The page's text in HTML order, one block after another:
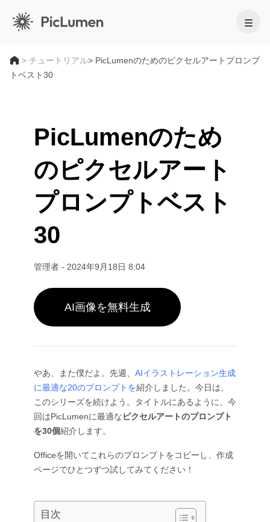
ホーム
AI動画ジェネレーター
テキストから動画へ
画像から動画へ
AI GIFジェネレーター
AI動画メーカー
トレンドのエフェクト
AIキス動画
AIハグ動画
AIダンス動画
赤ちゃんダンス動画
動画からオブジェクトを削除
動画からテキストを削除
動画ノイズ除去
スローモーションメーカー
動画をアニメに変換
AI画像
画像から画像生成
テキストから画像へ
AI画像ジェネレーター
AIアートジェネレーター
AI画像ジェネレーター
AIガールジェネレーター
AIヒューマンジェネレーター
AIキャラクター生成ツール
スタイル別
リアル
アニメキャラクター
Funko Pop
ピクセルアート
ちびキャラメーカー
人気のメーカー
VTuberメーカー
AIモデル
画像モデル
Midjourney
Seedream 5.0 Pro
ビデオモデル
Kling 3.0 モーションコントロール
Sora AI
Veo 3.1
Grok Imagine
すべてのモデル
AIツール
編集と強化
画像アップスケーラー
AI 置き換え（インペイント）
AI画像合成ツール
画像拡張ツール
AI服装チェンジャー
ヘアスタイルチェンジャー
パスポート写真メーカー
オブジェクト削除
写真をアートに
ぬりえページ
法人向け
商品写真
AIプロダクト写真撮影
AI背景ジェネレーター
プロダクトステージング
AIファッションモデル
服装チェンジャー
マーケティング
AIプロダクト動画
AIロゴジェネレーター
AIポスタージェネレーター
服のデザイン
> チュートリアル> PicLumenのためのピクセルアートプロンプ
トベスト30
PicLumenのため
のピクセルアート
プロンプトベスト
30
管理者 - 2024年9月18日 8:04
AI画像を無料生成
やあ、また僕だよ。先週、 AIイラストレーション生成
に最適な20のプロンプトを紹介しました。今日は、
このシリーズを続けよう。タイトルにあるように、今
回はPicLumenに最適なピクセルアートのプロンプト
を30個紹介します。
Officeを開いてこれらのプロンプトをコピーし、作成
ページでひとつずつ試してみてください！
目次